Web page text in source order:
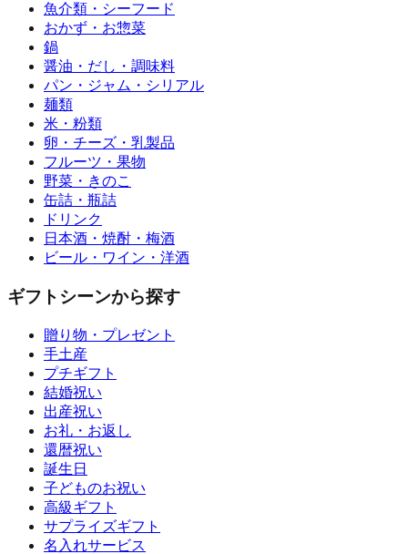
魚介類・シーフード
おかず・お惣菜
鍋
醤油・だし・調味料
パン・ジャム・シリアル
麺類
米・粉類
卵・チーズ・乳製品
フルーツ・果物
野菜・きのこ
缶詰・瓶詰
ドリンク
日本酒・焼酎・梅酒
ビール・ワイン・洋酒
ギフトシーンから探す
贈り物・プレゼント
手土産
プチギフト
結婚祝い
出産祝い
お礼・お返し
還暦祝い
誕生日
子どものお祝い
高級ギフト
サプライズギフト
名入れサービス